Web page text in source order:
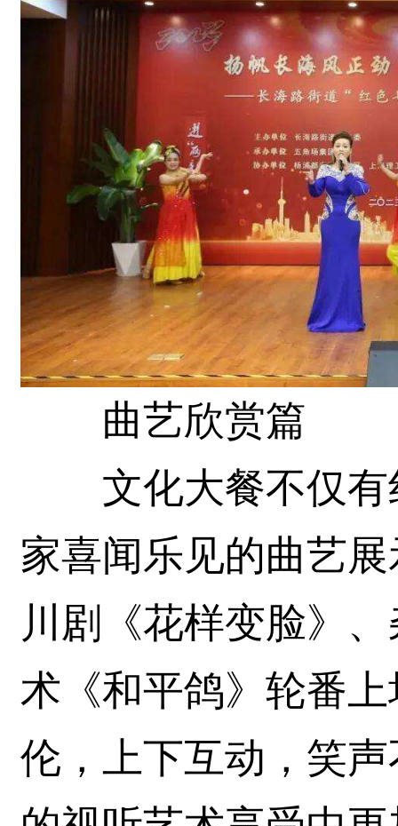
曲艺欣赏篇
文化大餐不仅有
家喜闻乐见的曲艺
川剧《花样变脸》
术《和平鸽》轮番
伦，上下互动，笑